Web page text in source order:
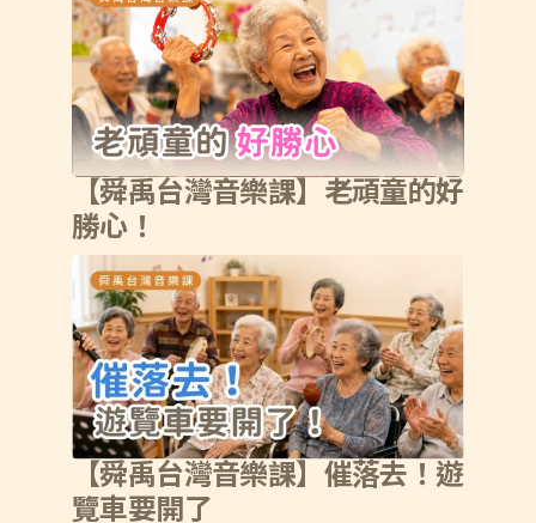
【舜禹台灣音樂課】老頑童的好
勝心！
【舜禹台灣音樂課】催落去！遊
覽車要開了